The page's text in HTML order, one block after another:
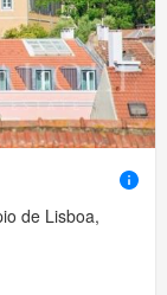
de Lisboa,